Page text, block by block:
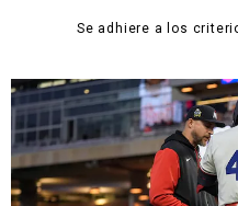
Se adhiere a los